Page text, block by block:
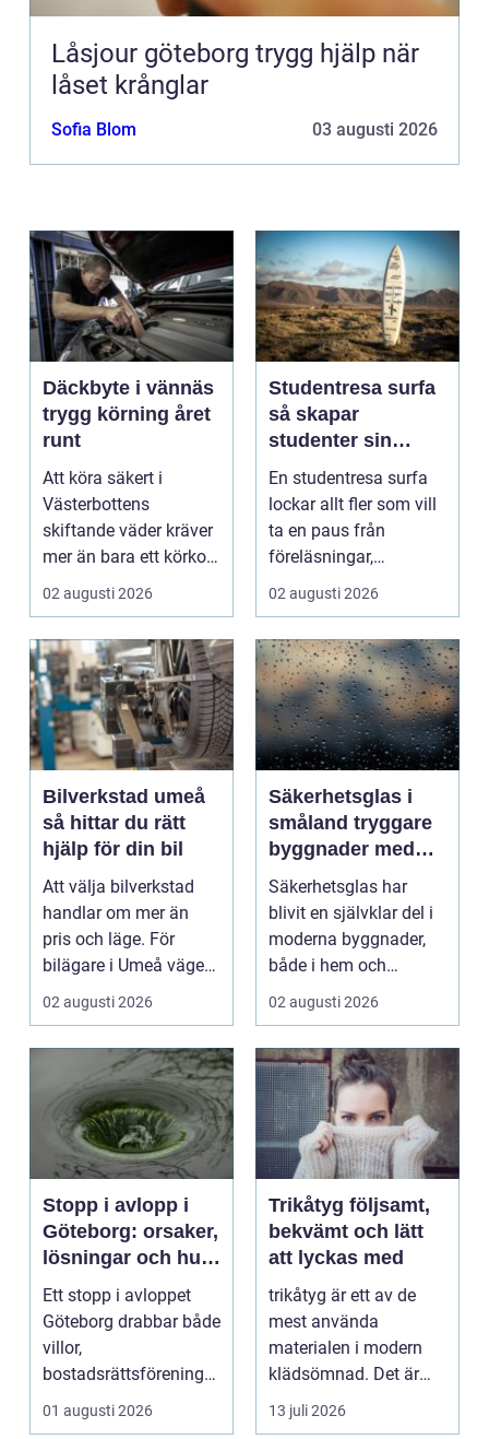
Låsjour göteborg trygg hjälp när
låset krånglar
Sofia Blom 03 augusti 2026
Däckbyte i vännäs
trygg körning året
runt
Att köra säkert i
Västerbottens
skiftande väder kräver
mer än bara ett körkort
och en pålitlig bil. ...
02 augusti 2026
Studentresa surfa
så skapar
studenter sin
ultimata paus från
plugget
En studentresa surfa
lockar allt fler som vill
ta en paus från
föreläsningar,
tentaplugg och sena
02 augusti 2026
Bilverkstad umeå
så hittar du rätt
hjälp för din bil
Att välja bilverkstad
handlar om mer än
pris och läge. För
bilägare i Umeå väger
trygghet, tillgängl...
02 augusti 2026
Säkerhetsglas i
småland tryggare
byggnader med
smarta
glaslösningar
Säkerhetsglas har
blivit en självklar del i
moderna byggnader,
både i hem och
offentliga miljöer. I ...
02 augusti 2026
Stopp i avlopp i
Göteborg: orsaker,
lösningar och hur
problem kan
undvikas
Ett stopp i avloppet
Göteborg drabbar både
villor,
bostadsrättsföreningar
och h...
01 augusti 2026
Trikåtyg följsamt,
bekvämt och lätt
att lyckas med
trikåtyg är ett av de
mest använda
materialen i modern
klädsömnad. Det är
mjukt, elastiskt och
formb...
13 juli 2026